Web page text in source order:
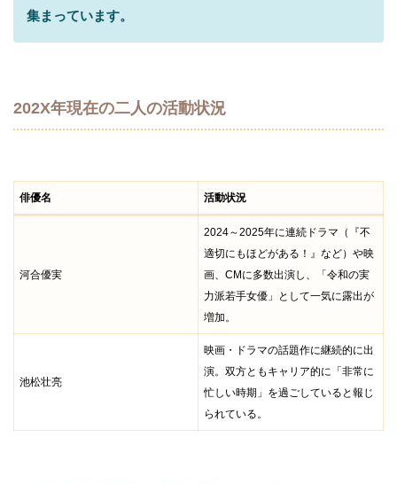
集まっています。
202X年現在の二人の活動状況
俳優名 活動状況
河合優実
2024～2025年に連続ドラマ（『不
適切にもほどがある！』など）や映
画、CMに多数出演し、「令和の実
力派若手女優」として一気に露出が
増加。
池松壮亮
映画・ドラマの話題作に継続的に出
演。双方ともキャリア的に「非常に
忙しい時期」を過ごしていると報じ
られている。